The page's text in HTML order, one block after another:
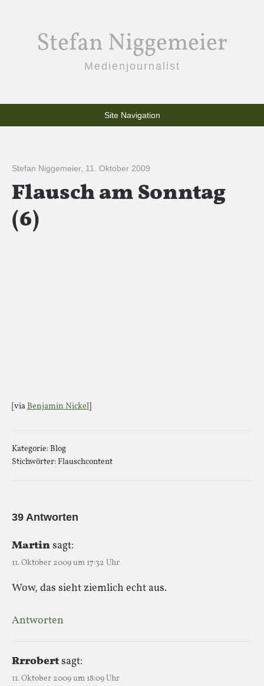
Stefan Niggemeier
Medienjournalist
Site Navigation
Stefan Niggemeier, 11. Oktober 2009
Flausch am Sonntag
(6)
[viaBenjamin Nickel]
Kategorie:Blog
Stichwörter:Flauschcontent
39 Antworten
Martinsagt:
11. Oktober 2009 um 17:32 Uhr
Wow, das sieht ziemlich echt aus.
Antworten
Rrrobertsagt:
11. Oktober 2009 um 18:09 Uhr